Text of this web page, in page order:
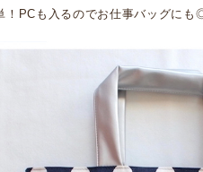
！PCも入るのでお仕事バッグにも